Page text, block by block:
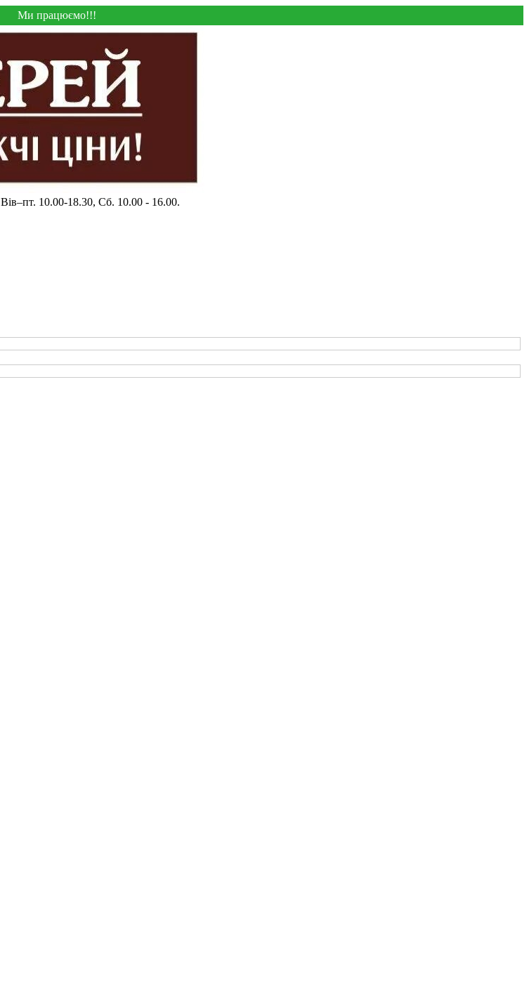
Ми працюємо!!!
Вів–пт. 10.00-18.30, Сб. 10.00 - 16.00.